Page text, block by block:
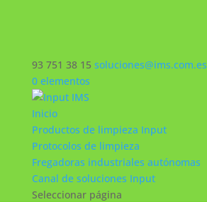
93 751 38 15 soluciones@ims.com.es
0 elementos
Inicio
Productos de limpieza Input
Protocolos de limpieza
Fregadoras industriales autónomas
Canal de soluciones Input
Seleccionar página